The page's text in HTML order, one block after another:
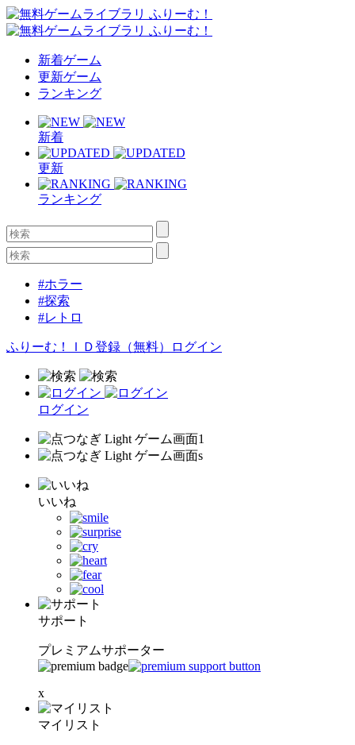
新着ゲーム
更新ゲーム
ランキング
新着
更新
ランキング
#ホラー
#探索
#レトロ
ふりーむ！ＩＤ登録（無料） ログイン
ログイン
いいね
サポート
プレミアムサポーター
x
マイリスト